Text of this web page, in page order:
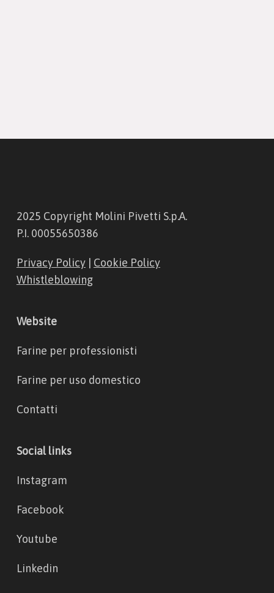
2025 Copyright Molini Pivetti S.p.A.
P.I. 00055650386
Privacy Policy| Cookie Policy
Whistleblowing
Website
Farine per professionisti
Farine per uso domestico
Contatti
Social links
Instagram
Facebook
Youtube
Linkedin